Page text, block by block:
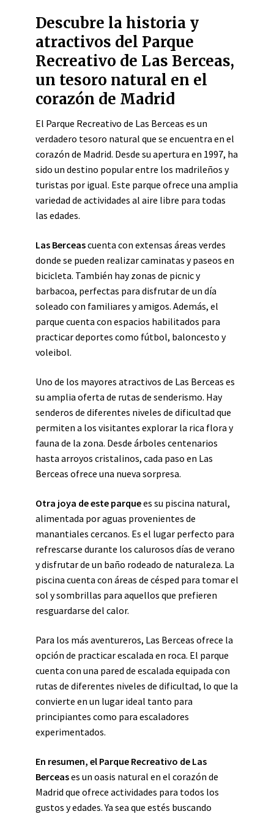
Descubre la historia y
atractivos del Parque
Recreativo de Las Berceas,
un tesoro natural en el
corazón de Madrid
El Parque Recreativo de Las Berceas es un
verdadero tesoro natural que se encuentra en el
corazón de Madrid. Desde su apertura en 1997, ha
sido un destino popular entre los madrileños y
turistas por igual. Este parque ofrece una amplia
variedad de actividades al aire libre para todas
las edades.
Las Berceascuenta con extensas áreas verdes
donde se pueden realizar caminatas y paseos en
bicicleta. También hay zonas de picnic y
barbacoa, perfectas para disfrutar de un día
soleado con familiares y amigos. Además, el
parque cuenta con espacios habilitados para
practicar deportes como fútbol, baloncesto y
voleibol.
Uno de los mayores atractivos de Las Berceas es
su amplia oferta de rutas de senderismo. Hay
senderos de diferentes niveles de dificultad que
permiten a los visitantes explorar la rica flora y
fauna de la zona. Desde árboles centenarios
hasta arroyos cristalinos, cada paso en Las
Berceas ofrece una nueva sorpresa.
Otra joya de este parquees su piscina natural,
alimentada por aguas provenientes de
manantiales cercanos. Es el lugar perfecto para
refrescarse durante los calurosos días de verano
y disfrutar de un baño rodeado de naturaleza. La
piscina cuenta con áreas de césped para tomar el
sol y sombrillas para aquellos que prefieren
resguardarse del calor.
Para los más aventureros, Las Berceas ofrece la
opción de practicar escalada en roca. El parque
cuenta con una pared de escalada equipada con
rutas de diferentes niveles de dificultad, lo que la
convierte en un lugar ideal tanto para
principiantes como para escaladores
experimentados.
En resumen, el Parque Recreativo de Las
Berceases un oasis natural en el corazón de
Madrid que ofrece actividades para todos los
gustos y edades. Ya sea que estés buscando